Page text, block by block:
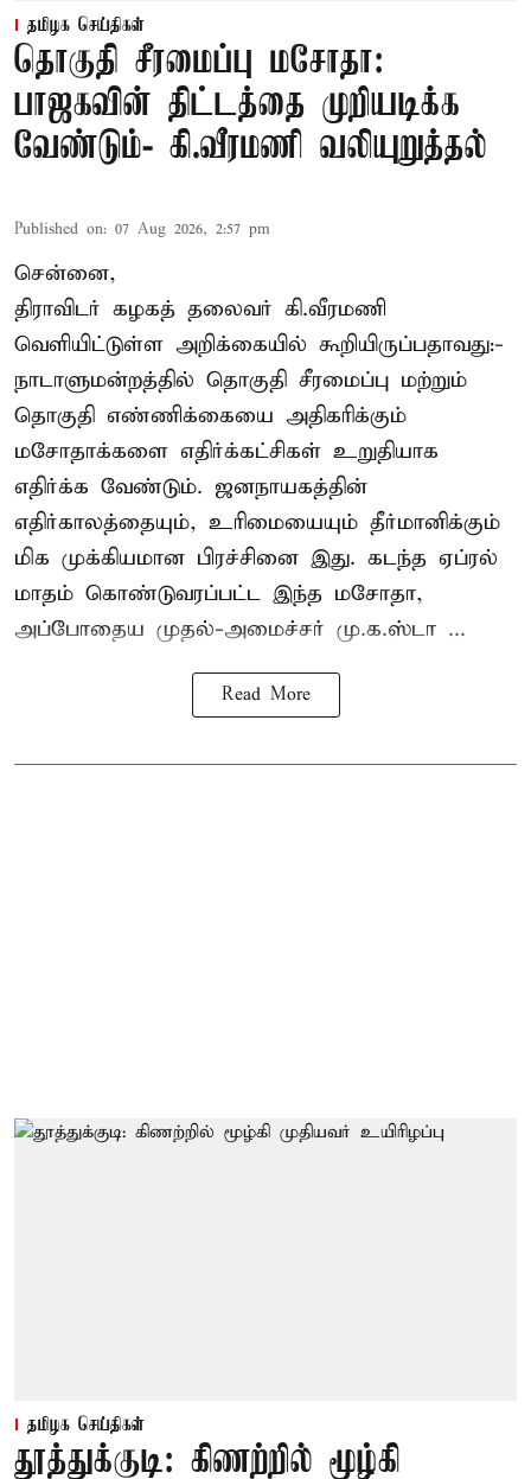
தமிழக செய்திகள்
தொகுதி சீரமைப்பு மசோதா:
பாஜகவின் திட்டத்தை முறியடிக்க
வேண்டும்- கி.வீரமணி வலியுறுத்தல்
Published on: 07 Aug 2026, 2:57 pm
சென்னை,
திராவிடர் கழகத் தலைவர் கி.வீரமணி
வெளியிட்டுள்ள அறிக்கையில் கூறியிருப்பதாவது:-
நாடாளுமன்றத்தில் தொகுதி சீரமைப்பு மற்றும்
தொகுதி எண்ணிக்கையை அதிகரிக்கும்
மசோதாக்களை எதிர்க்கட்சிகள் உறுதியாக
எதிர்க்க வேண்டும். ஜனநாயகத்தின்
எதிர்காலத்தையும், உரிமையையும் தீர்மானிக்கும்
மிக முக்கியமான பிரச்சினை இது. கடந்த ஏப்ரல்
மாதம் கொண்டுவரப்பட்ட இந்த மசோதா,
அப்போதைய முதல்-அமைச்சர் மு.க.ஸ்டா ...
Read More
தமிழக செய்திகள்
தூத்துக்குடி: கிணற்றில் மூழ்கி